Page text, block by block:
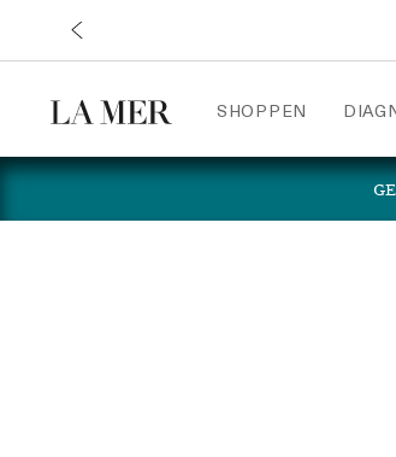
SHOPPEN